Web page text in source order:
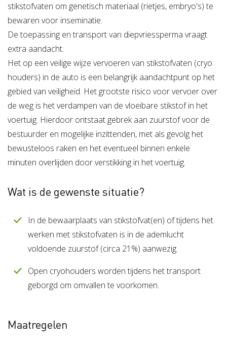
stikstofvaten om genetisch materiaal (rietjes, embryo's) te
bewaren voor inseminatie.
De toepassing en transport van diepvriessperma vraagt
extra aandacht.
Het op een veilige wijze vervoeren van stikstofvaten (cryo
houders) in de auto is een belangrijk aandachtpunt op het
gebied van veiligheid. Het grootste risico voor vervoer over
de weg is het verdampen van de vloeibare stikstof in het
voertuig. Hierdoor ontstaat gebrek aan zuurstof voor de
bestuurder en mogelijke inzittenden, met als gevolg het
bewusteloos raken en het eventueel binnen enkele
minuten overlijden door verstikking in het voertuig.
Wat is de gewenste situatie?
In de bewaarplaats van stikstofvat(en) of tijdens het
werken met stikstofvaten is in de ademlucht
voldoende zuurstof (circa 21%) aanwezig.
Open cryohouders worden tijdens het transport
geborgd om omvallen te voorkomen.
Maatregelen